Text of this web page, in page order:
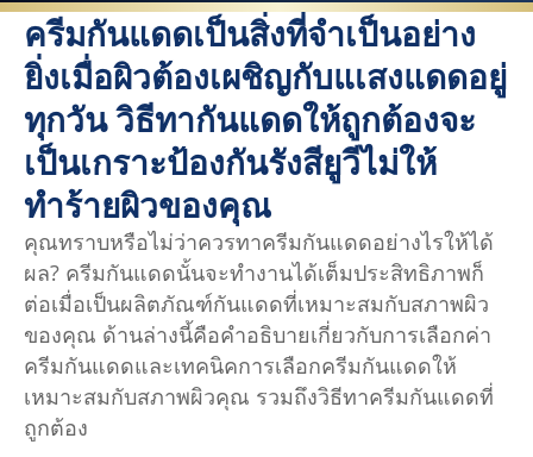
ครีมกันแดดเป็นสิ่งที่จำเป็นอย่าง
ยิ่งเมื่อผิวต้องเผชิญกับแเสงแดดอยู่
ทุกวัน วิธีทากันแดดให้ถูกต้องจะ
เป็นเกราะป้องกันรังสียูวีไม่ให้
ทำร้ายผิวของคุณ
คุณทราบหรือไม่ว่าควรทาครีมกันแดดอย่างไรให้ได้
ผล? ครีมกันแดดนั้นจะทำงานได้เต็มประสิทธิภาพก็
ต่อเมื่อเป็นผลิตภัณฑ์กันแดดที่เหมาะสมกับสภาพผิว
ของคุณ ด้านล่างนี้คือคำอธิบายเกี่ยวกับการเลือกค่า
ครีมกันแดดและเทคนิคการเลือกครีมกันแดดให้
เหมาะสมกับสภาพผิวคุณ รวมถึงวิธีทาครีมกันแดดที่
ถูกต้อง